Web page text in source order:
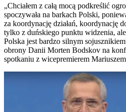
„Chciałem z całą mocą podkreślić
spoczywała na barkach Polski,
za koordynację działań, koordynację
tylko z duńskiego punktu widzenia,
Polska jest bardzo silnym
obrony Danii Morten Bodskov na
spotkaniu z wicepremierem